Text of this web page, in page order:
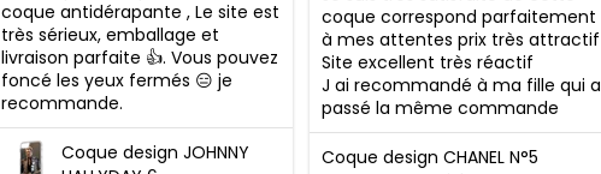
coque antidérapante , Le site est
très sérieux, emballage et
livraison parfaite 👍. Vous pouvez
foncé les yeux fermés 😑 je
recommande.
Coque design JOHNNY
coque correspond parfaitement
à mes attentes prix très attractif
Site excellent très réactif
J ai recommandé à ma fille qui a
passé la même commande
Coque design CHANEL N°5